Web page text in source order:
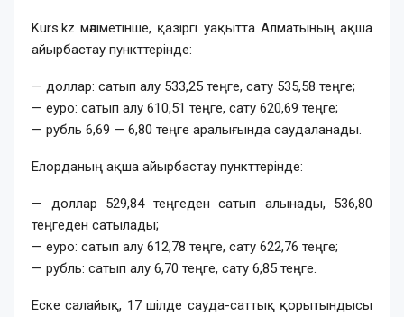
Kurs.kz мәліметінше, қазіргі уақытта Алматының ақша
айырбастау пункттерінде:
— доллар: сатып алу 533,25 теңге, сату 535,58 теңге;
— еуро: сатып алу 610,51 теңге, сату 620,69 теңге;
— рубль 6,69 — 6,80 теңге аралығында саудаланады.
Елорданың ақша айырбастау пункттерінде:
— доллар 529,84 теңгеден сатып алынады, 536,80
теңгеден сатылады;
— еуро: сатып алу 612,78 теңге, сату 622,76 теңге;
— рубль: сатып алу 6,70 теңге, сату 6,85 теңге.
Еске салайық, 17 шілде сауда-саттық қорытындысы